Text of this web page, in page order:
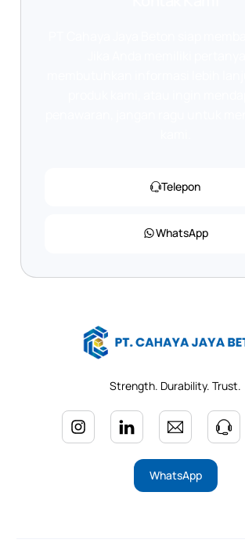
Telepon
WhatsApp
Strength. Durability. Trust.
WhatsApp